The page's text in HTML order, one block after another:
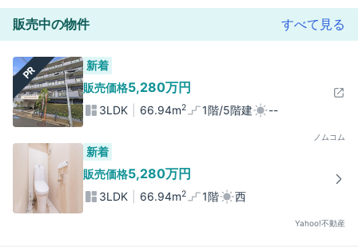
販売中の物件 すべて見る
PR
新着
販売価格5,280万円
3LDK 66.94m2 1階/5階建 --
ノムコム
新着
販売価格5,280万円
3LDK 66.94m2 1階 西
Yahoo!不動産